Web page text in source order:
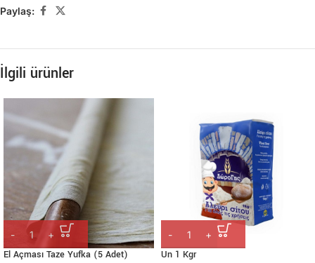
Paylaş:
İlgili ürünler
El Açması Taze Yufka (5 Adet)
Un 1 Kgr